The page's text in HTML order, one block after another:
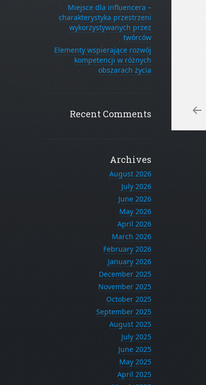
Miejsce dla influencera –
charakterystyka przestrzeni
wykorzystywanych przez
twórców
Elementy wspierające rozwój
kompetencji w różnych
obszarach życia
Recent Comments
Archives
August 2026
July 2026
June 2026
May 2026
April 2026
March 2026
February 2026
January 2026
December 2025
November 2025
October 2025
September 2025
August 2025
July 2025
June 2025
May 2025
April 2025